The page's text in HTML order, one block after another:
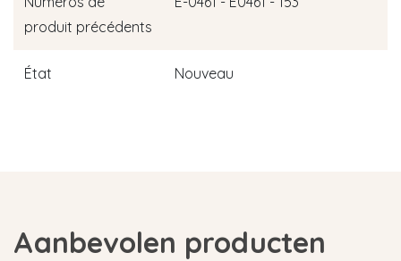
produit précédents
État Nouveau
Aanbevolen producten